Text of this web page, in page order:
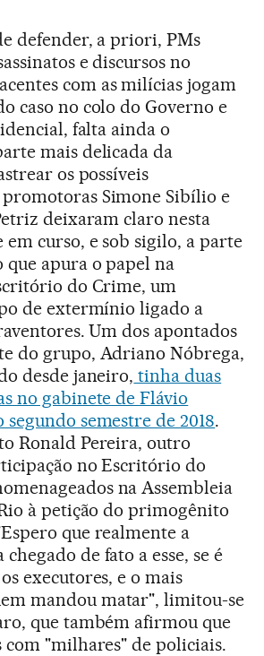
defender, a priori, PMs
e discursos no
com as milícias jogam
caso no colo do Governo e
falta ainda o
mais delicada da
os possíveis
Simone Sibílio e
deixaram claro nesta
em curso, e sob sigilo, a parte
que apura o papel na
do Crime, um
de extermínio ligado a
Um dos apontados
do grupo, Adriano Nóbrega,
desde janeiro, tinha duas
no gabinete de Flávio
semestre de 2018.
Ronald Pereira, outro
no Escritório do
na Assembleia
à petição do primogênito
que realmente a
de fato a esse, se é
executores, e o mais
mandou matar", limitou-se
que também afirmou que
com "milhares" de policiais.